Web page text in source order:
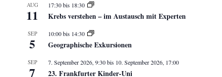
AUG
11
17:30bis 18:30
Krebs verstehen – im Austausch mit Experten
SEP
5
10:00bis 14:30
Geographische Exkursionen
SEP
7
7. September 2026, 9:30bis 10. September 2026, 17:00
23. Frankfurter Kinder-Uni